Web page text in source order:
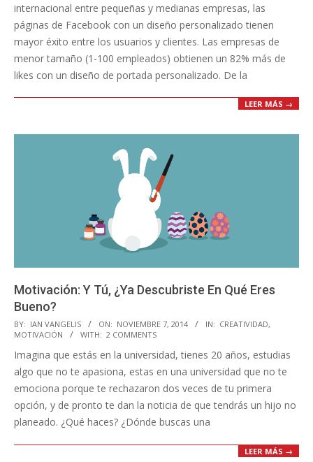
internacional entre pequeñas y medianas empresas, las
páginas de Facebook con un diseño personalizado tienen
mayor éxito entre los usuarios y clientes. Las empresas de
menor tamaño (1-100 empleados) obtienen un 82% más de
likes con un diseño de portada personalizado. De la
LEER MÁS →
Motivación: Y Tú, ¿Ya Descubriste En Qué Eres
Bueno?
2014-
11-
07
BY: IAN VANGELIS ON: NOVIEMBRE 7, 2014 IN: CREATIVIDAD,
MOTIVACIÓN
WITH: 2 COMMENTS
Imagina que estás en la universidad, tienes 20 años, estudias
algo que no te apasiona, estas en una universidad que no te
emociona porque te rechazaron dos veces de tu primera
opción, y de pronto te dan la noticia de que tendrás un hijo no
planeado. ¿Qué haces? ¿Dónde buscas una
LEER MÁS →